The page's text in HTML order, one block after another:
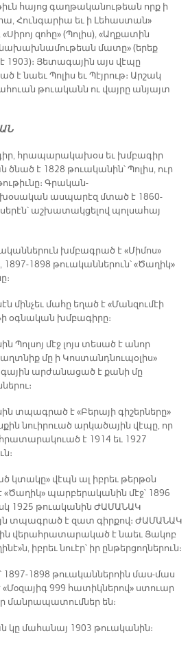
հայոց գաղթականութեան որք ի
Հունգարիա եւ ի Լեհաստան»
զոհը» (Պոլիս), «Աղքատին
մատը» (երեք
1903)։ Յետագային այս վէպը
է նաեւ Պոլիս եւ Պէյրութ։ Արշակ
թուականն ու վայրը անյայտ
հրապարակախօս եւ խմբագիր
է 1828 թուականին՝ Պոլիս, ուր
Գրական-
ասպարէզ մտած է 1860-
աշխատակցելով պոլսահայ
խմբագրած է «Միմոս»
1898 թուականներուն՝ «Ծաղիկ»
մինչեւ մահը եղած է «Մանզումէի
օգնական խմբագիրը։
Պոլսոյ մէջ լոյս տեսած է անոր
մը ի Կոստանդնուպօլիս»
արժանացած է քանի մը
տպագրած է «Բերայի գիշերները»
նուիրուած արկածային վէպը, որ
է 1914 եւ 1927
կտակը» վէպն ալ իբրեւ թերթօն
պարբերականին մէջ՝ 1896
1925 թուականին ԺԱՄԱՆԱԿ
տպագրած է զատ գիրքով։ ԺԱՄԱՆԱԿ
վերահրատարակած է նաեւ Յակոբ
իբրեւ նուէր՝ իր ընթերցողներուն։
1897-1898 թուականներոին մաս-մաս
«Մoզայիգ 999 հատիկներով» ստուար
մանրապատումներ են։
կը մահանայ 1903 թուականին։